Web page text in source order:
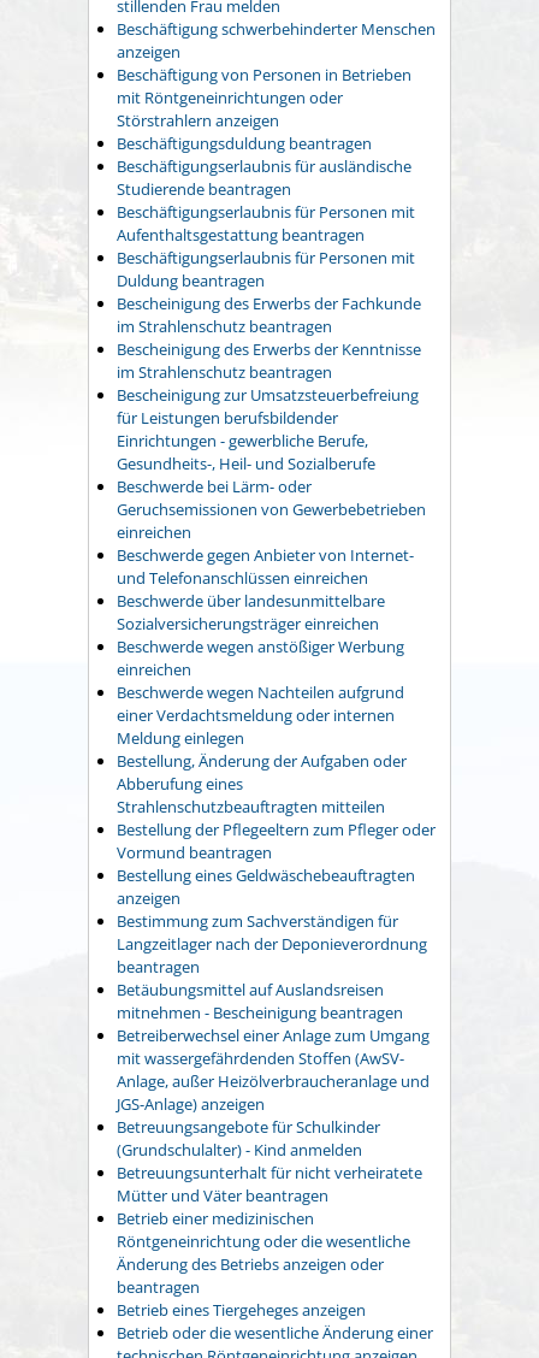
stillenden Frau melden
Beschäftigung schwerbehinderter Menschen
anzeigen
Beschäftigung von Personen in Betrieben
mit Röntgeneinrichtungen oder
Störstrahlern anzeigen
Beschäftigungsduldung beantragen
Beschäftigungserlaubnis für ausländische
Studierende beantragen
Beschäftigungserlaubnis für Personen mit
Aufenthaltsgestattung beantragen
Beschäftigungserlaubnis für Personen mit
Duldung beantragen
Bescheinigung des Erwerbs der Fachkunde
im Strahlenschutz beantragen
Bescheinigung des Erwerbs der Kenntnisse
im Strahlenschutz beantragen
Bescheinigung zur Umsatzsteuerbefreiung
für Leistungen berufsbildender
Einrichtungen - gewerbliche Berufe,
Gesundheits-, Heil- und Sozialberufe
Beschwerde bei Lärm- oder
Geruchsemissionen von Gewerbebetrieben
einreichen
Beschwerde gegen Anbieter von Internet-
und Telefonanschlüssen einreichen
Beschwerde über landesunmittelbare
Sozialversicherungsträger einreichen
Beschwerde wegen anstößiger Werbung
einreichen
Beschwerde wegen Nachteilen aufgrund
einer Verdachtsmeldung oder internen
Meldung einlegen
Bestellung, Änderung der Aufgaben oder
Abberufung eines
Strahlenschutzbeauftragten mitteilen
Bestellung der Pflegeeltern zum Pfleger oder
Vormund beantragen
Bestellung eines Geldwäschebeauftragten
anzeigen
Bestimmung zum Sachverständigen für
Langzeitlager nach der Deponieverordnung
beantragen
Betäubungsmittel auf Auslandsreisen
mitnehmen - Bescheinigung beantragen
Betreiberwechsel einer Anlage zum Umgang
mit wassergefährdenden Stoffen (AwSV-
Anlage, außer Heizölverbraucheranlage und
JGS-Anlage) anzeigen
Betreuungsangebote für Schulkinder
(Grundschulalter) - Kind anmelden
Betreuungsunterhalt für nicht verheiratete
Mütter und Väter beantragen
Betrieb einer medizinischen
Röntgeneinrichtung oder die wesentliche
Änderung des Betriebs anzeigen oder
beantragen
Betrieb eines Tiergeheges anzeigen
Betrieb oder die wesentliche Änderung einer